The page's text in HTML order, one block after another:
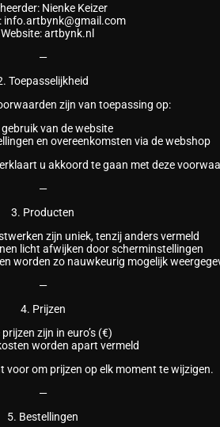
Nienke Keizer
info.artbynk@gmail.com
artbynk.nl
—
Toepasselijkheid
zijn van toepassing op:
van de website
en overeenkomsten via de webshop
u akkoord te gaan met deze
—
3. Producten
zijn uniek, tenzij anders vermeld
licht afwijken door scherminstellingen
worden zo nauwkeurig mogelijk
—
4. Prijzen
prijzen zijn in euro’s (€)
worden apart vermeld
voor om prijzen op elk moment te wijzigen.
—
5. Bestellingen